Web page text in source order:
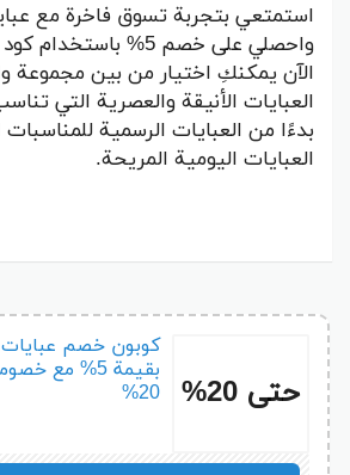
استمتعي بتجربة تسوق فاخرة مع
الآن يمكنكِ اختيار من بين مجموعة
العبايات الأنيقة والعصرية التي
بدءًا من العبايات الرسمية
العبايات اليومية المريحة.
حتى 20%
كوبون خصم
بقيمة 5% مع
20%